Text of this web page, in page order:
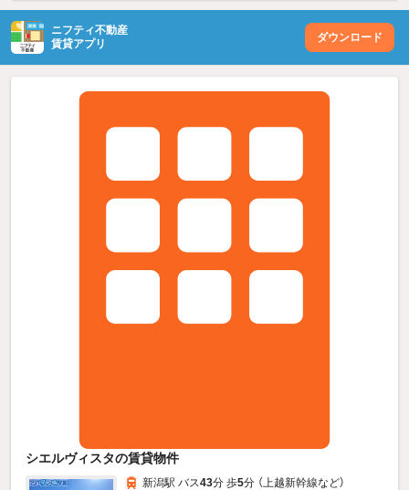
ニフティ不動産
賃貸アプリ
ダウンロード
シエルヴィスタの賃貸物件
新潟駅 バス43分 歩5分 （上越新幹線など）